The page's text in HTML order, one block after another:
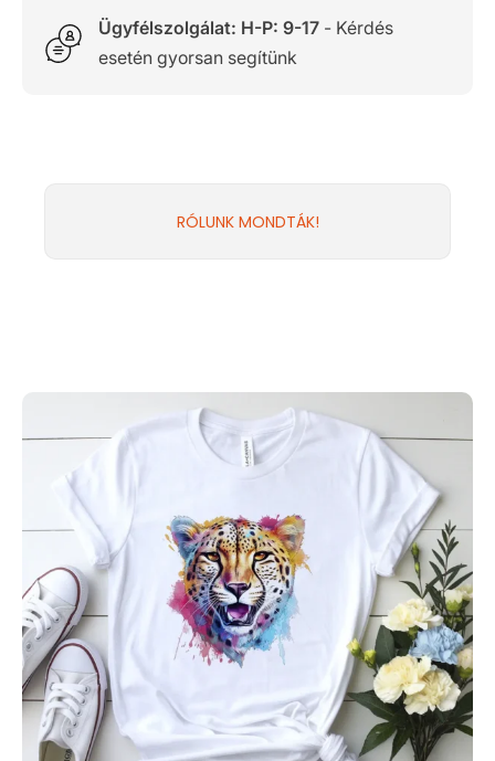
Ügyfélszolgálat: H-P: 9-17- Kérdés
esetén gyorsan segítünk
RÓLUNK MONDTÁK!